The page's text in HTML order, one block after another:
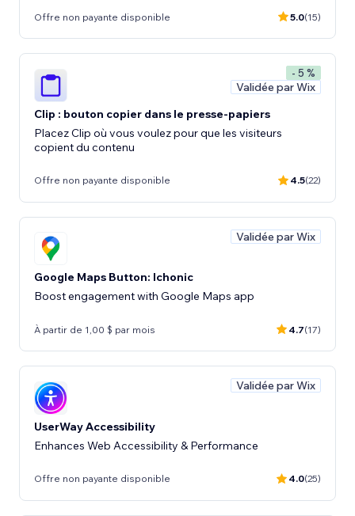
Offre non payante disponible 5.0(15)
- 5 %
Validée par Wix
Clip : bouton copier dans le presse-papiers
Placez Clip où vous voulez pour que les visiteurs
copient du contenu
Offre non payante disponible 4.5(22)
Validée par Wix
Google Maps Button: Ichonic
Boost engagement with Google Maps app
À partir de 1,00 $ par mois 4.7(17)
Validée par Wix
UserWay Accessibility
Enhances Web Accessibility & Performance
Offre non payante disponible 4.0(25)